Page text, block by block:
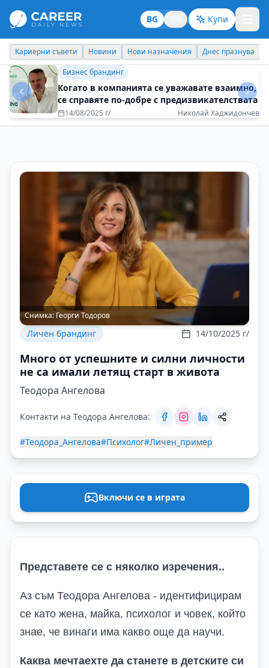
BG Купи
Кариерни съвети Новини Нови назначения Днес празнува
Кариерни съвети
Осмели се да бъдеш себе си
21/10/2025 г/ Янита Тончева
Снимка: Георги Тодоров
Личен брандинг 14/10/2025 г/
Много от успешните и силни личности
не са имали летящ старт в живота
Теодора Ангелова
Контакти на Теодора Ангелова:
#Теодора_Ангелова#Психолог#Личен_пример
Включи се в играта
Представете се с няколко изречения..
Аз съм Теодора Ангелова - идентифицирам
се като жена, майка, психолог и човек, който
знае, че винаги има какво още да научи.
Каква мечтаехте да станете в детските си